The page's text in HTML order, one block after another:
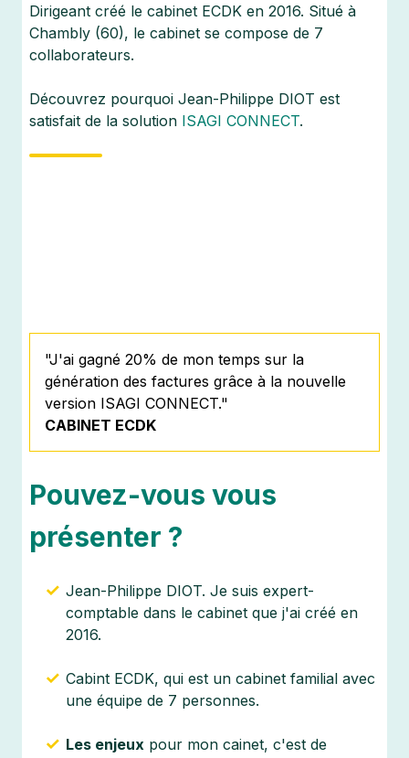
Dirigeant créé le cabinet ECDK en 2016. Situé à
Chambly (60), le cabinet se compose de 7
collaborateurs.
Découvrez pourquoi Jean-Philippe DIOT est
satisfait de la solution ISAGI CONNECT.
"J'ai gagné 20% de mon temps sur la
génération des factures grâce à la nouvelle
version ISAGI CONNECT."
CABINET ECDK
Pouvez-vous vous
présenter ?
Jean-Philippe DIOT. Je suis expert-
comptable dans le cabinet que j'ai créé en
2016.
Cabint ECDK, qui est un cabinet familial avec
une équipe de 7 personnes.
Les enjeux pour mon cainet, c'est de